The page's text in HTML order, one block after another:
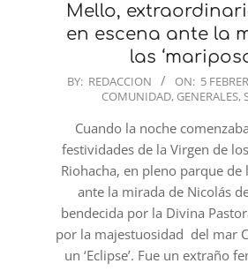
Mello,
en escena ante la
las
2024-
BY: REDACCION ON: 5
COMUNIDAD, GENERALES,
Cuando la noche
festividades de la Virgen de
Riohacha, en pleno parque de
ante la mirada de Nicolás
bendecida por la Divina
por la majestuosidad del mar
un ‘Eclipse’. Fue un extraño